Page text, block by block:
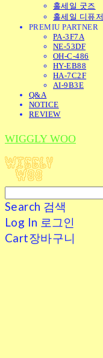
홀세일 굿즈
홀세일 디퓨저
PREMIU PARTNER
PA-3F7A
NE-53DF
OH-C-486
HY-EB88
HA-7C2F
AI-9B3E
Q&A
NOTICE
REVIEW
WIGGLY WOO
Search 검색
Log In 로그인
Cart장바구니